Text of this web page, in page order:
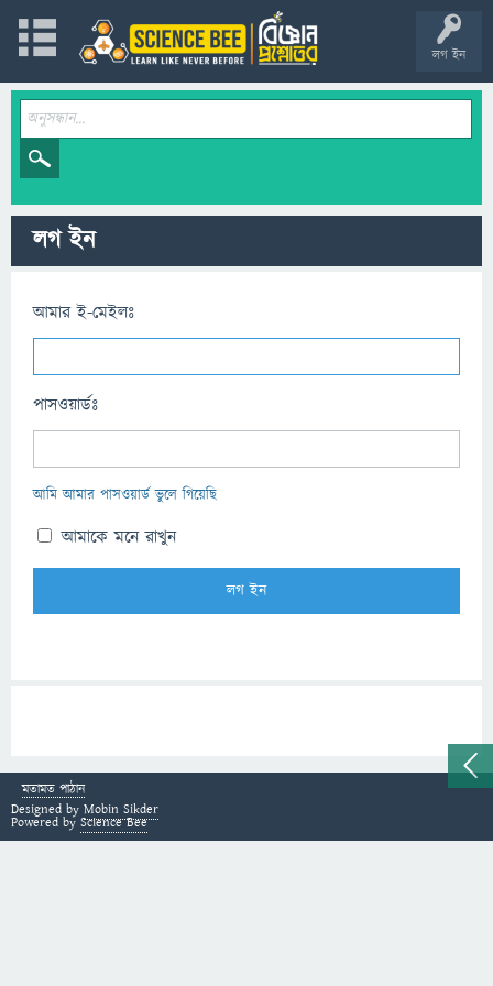
লগ ইন
লগ ইন
আমার ই-মেইলঃ
পাসওয়ার্ডঃ
আমি আমার পাসওয়ার্ড ভুলে গিয়েছি
আমাকে মনে রাখুন
মতামত পাঠান
Designed by Mobin Sikder
Powered by Science Bee